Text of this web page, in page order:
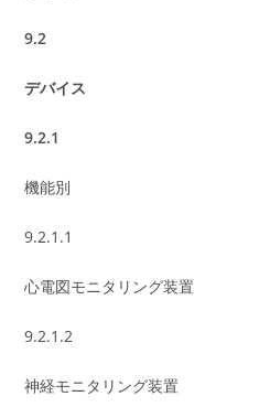
9.2
デバイス
9.2.1
機能別
9.2.1.1
心電図モニタリング装置
9.2.1.2
神経モニタリング装置